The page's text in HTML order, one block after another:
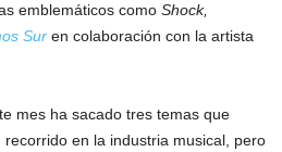
emblemáticos como Shock,
Sur en colaboración con la artista
mes ha sacado tres temas que
en la industria musical, pero